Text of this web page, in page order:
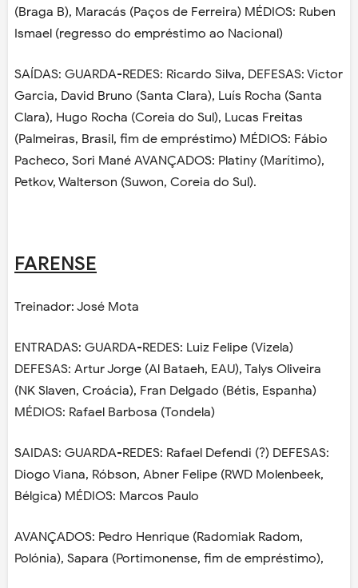
(Braga B), Maracás (Paços de Ferreira) MÉDIOS: Ruben
Ismael (regresso do empréstimo ao Nacional)
SAÍDAS: GUARDA-REDES: Ricardo Silva, DEFESAS: Victor
Garcia, David Bruno (Santa Clara), Luís Rocha (Santa
Clara), Hugo Rocha (Coreia do Sul), Lucas Freitas
(Palmeiras, Brasil, fim de empréstimo) MÉDIOS: Fábio
Pacheco, Sori Mané AVANÇADOS: Platiny (Marítimo),
Petkov, Walterson (Suwon, Coreia do Sul).
FARENSE
Treinador: José Mota
ENTRADAS: GUARDA-REDES: Luiz Felipe (Vizela)
DEFESAS: Artur Jorge (Al Bataeh, EAU), Talys Oliveira
(NK Slaven, Croácia), Fran Delgado (Bétis, Espanha)
MÉDIOS: Rafael Barbosa (Tondela)
SAIDAS: GUARDA-REDES: Rafael Defendi (?) DEFESAS:
Diogo Viana, Róbson, Abner Felipe (RWD Molenbeek,
Bélgica) MÉDIOS: Marcos Paulo
AVANÇADOS: Pedro Henrique (Radomiak Radom,
Polónia), Sapara (Portimonense, fim de empréstimo),